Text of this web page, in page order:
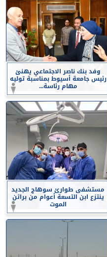
وفد بنك ناصر الاجتماعي يهنئ
رئيس جامعة أسيوط بمناسبة توليه
مهام رئاسة...
مستشفى طوارئ سوهاج الجديد
ينتزع ابن التسعة أعوام من براثن
الموت